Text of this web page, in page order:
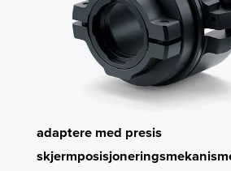
adaptere med presis